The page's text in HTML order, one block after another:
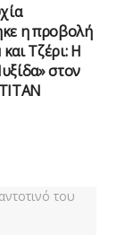
η προβολή
Τζέρι: Η
στον